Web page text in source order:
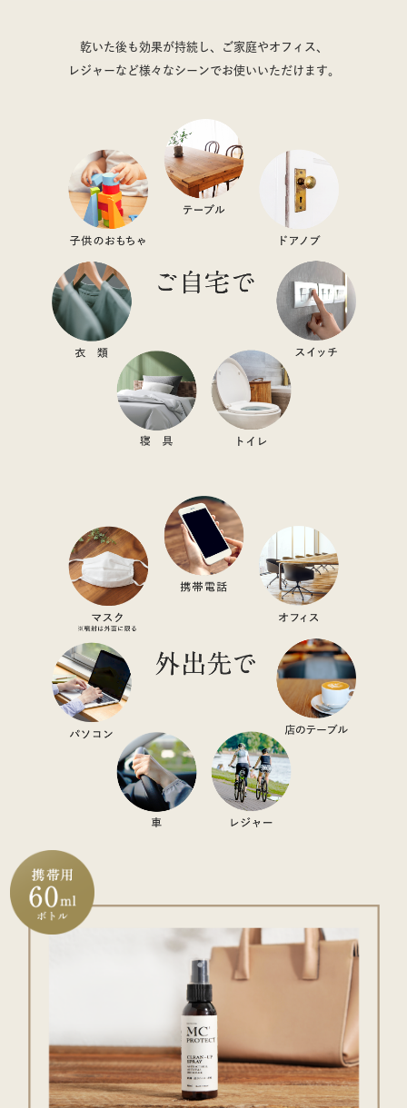
乾いた後も効果が持続し、ご家庭やオフィス、
レジャーなど様々なシーンでお使いいただけます。